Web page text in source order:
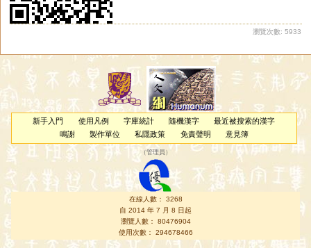
瀏覽次數: 5933
新手入門 使用凡例 字庫統計 隨機漢字
最近被搜索的漢字
鳴謝
製作單位 私隱政策 免責聲明 意見簿
（管理員 ）
在線人數： 3268
自 2014 年 7 月 8 日起
瀏覽人數： 80476904
使用次數： 294678466